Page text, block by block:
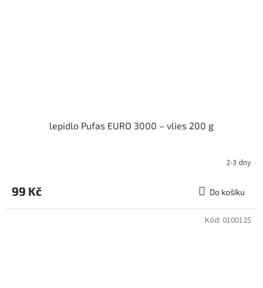
lepidlo Pufas EURO 3000 – vlies 200 g
2-3 dny
99 Kč Do košíku
Kód: 0100125